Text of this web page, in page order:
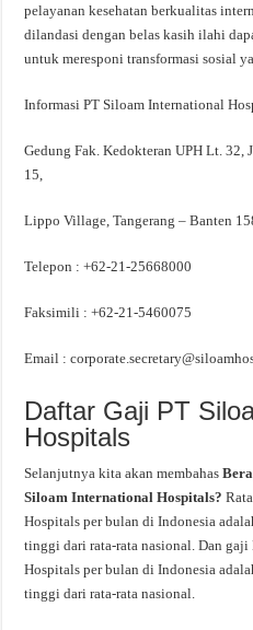
pelayanan kesehatan berkualitas
dilandasi dengan belas kasih ilahi
untuk meresponi transformasi sosial
Informasi PT Siloam International
Gedung Fak. Kedokteran UPH Lt. 32,
15,
Lippo Village, Tangerang – Banten
Telepon : +62-21-25668000
Faksimili : +62-21-5460075
Email :
Daftar Gaji PT
Hospitals
Selanjutnya kita akan membahas
Siloam International Hospitals?
Hospitals per bulan di Indonesia
tinggi dari rata-rata nasional. Dan
Hospitals per bulan di Indonesia
tinggi dari rata-rata nasional.